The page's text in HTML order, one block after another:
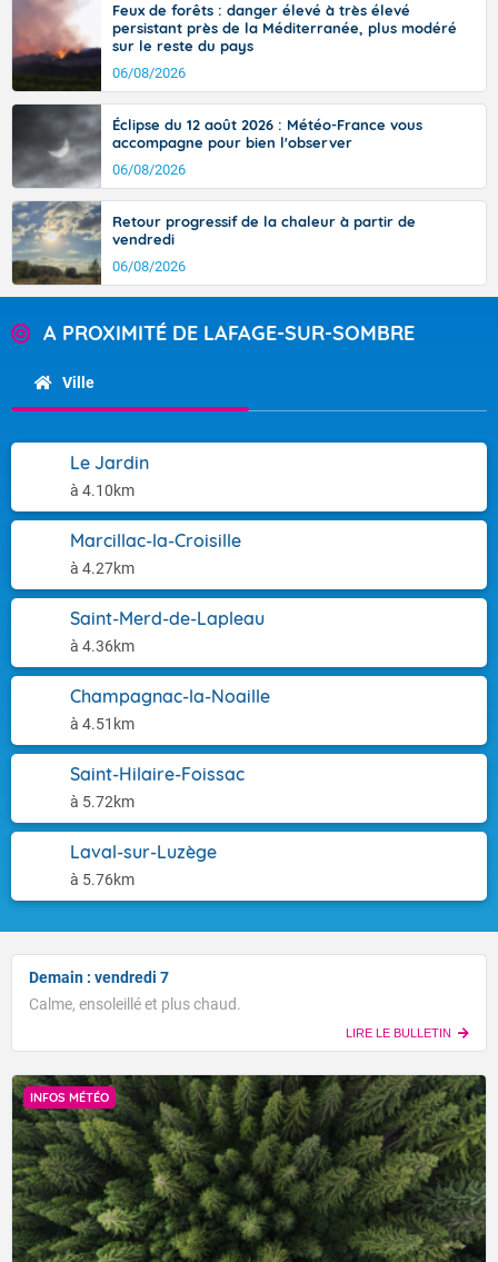
Feux de forêts : danger élevé à très élevé
persistant près de la Méditerranée, plus modéré
sur le reste du pays
06/08/2026
Éclipse du 12 août 2026 : Météo-France vous
accompagne pour bien l'observer
06/08/2026
Retour progressif de la chaleur à partir de
vendredi
06/08/2026
A PROXIMITÉ DE LAFAGE-SUR-SOMBRE
Ville
Le Jardin
à 4.10km
Marcillac-la-Croisille
à 4.27km
Saint-Merd-de-Lapleau
à 4.36km
Champagnac-la-Noaille
à 4.51km
Saint-Hilaire-Foissac
à 5.72km
Laval-sur-Luzège
à 5.76km
Demain : vendredi 7
Calme, ensoleillé et plus chaud.
LIRE LE BULLETIN
INFOS MÉTÉO